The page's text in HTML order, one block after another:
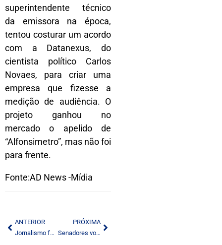
superintendente técnico
da emissora na época,
tentou costurar um acordo
com a Datanexus, do
cientista político Carlos
Novaes, para criar uma
empresa que fizesse a
medição de audiência. O
projeto ganhou no
mercado o apelido de
“Alfonsimetro”, mas não foi
para frente.
Fonte:AD News -Mídia
ANTERIOR
Jornalismo fora do eixo
PRÓXIMA
Senadores voltam a relatar concessões de rádio e TV de seus estados